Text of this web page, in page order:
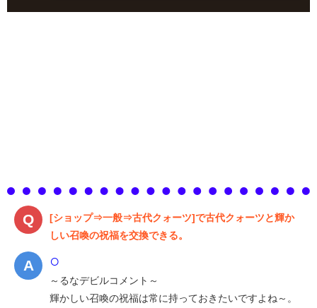
[ショップ⇒一般⇒古代クォーツ]で古代クォーツと輝か
しい召喚の祝福を交換できる。
○
～るなデビルコメント～
輝かしい召喚の祝福は常に持っておきたいですよね～。